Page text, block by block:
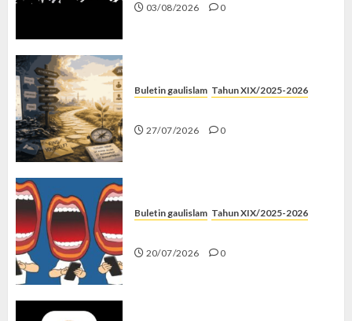
03/08/2026 0
Buletin gaulislam Tahun XIX/2025-2026
27/07/2026 0
Buletin gaulislam Tahun XIX/2025-2026
20/07/2026 0